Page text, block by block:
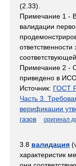
(2.33).
Примечание 1 -
валидации
Примечание 2 -
приведено в
Источник: ГОСТ
Часть 3.
верификации
газов
оригинал
3.8 валидация
характеристик